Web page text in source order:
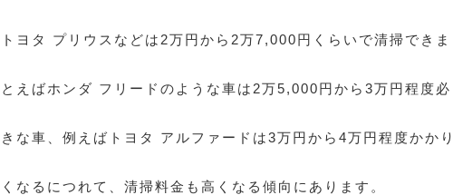
ヨタ プリウスなどは2万円から2万7,000円くらいで清掃できま
えばホンダ フリードのような車は2万5,000円から3万円程度必
な車、例えばトヨタ アルファードは3万円から4万円程度かかり
なるにつれて、清掃料金も高くなる傾向にあります。